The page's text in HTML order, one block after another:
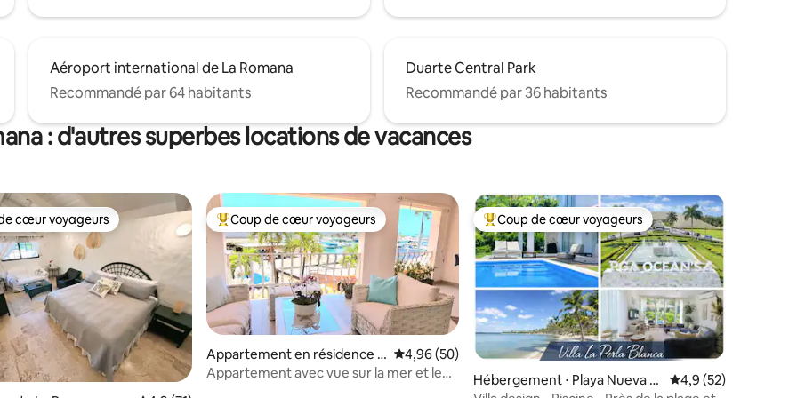
Aéroport international de La Romana
Recommandé par 64 habitants
Duarte Central Park
Recommandé par 36 habitants
: d'autres superbes locations de vacances
sur la base de 11 commentaires : 5 sur 5
cœur voyageurs les plus appréciés
cœur voyageurs Coups de cœur voyageurs les plus appréciés
Coup de cœur voyageurs
Appartement en résidence ⋅
La Romana
Évaluation moyenne sur la base de 50 commentaires : 4,96 sur 5
4,96 (50)
Appartement avec vue sur la mer et le
Coups de cœur voyageurs les plus appréciés
Coup de cœur voyageurs
Hébergement ⋅ Playa Nueva R
Évaluation
4,9 (52)